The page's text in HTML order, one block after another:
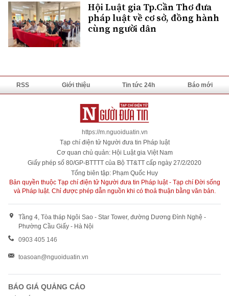
Hội Luật gia Tp.Cần Thơ đưa
pháp luật về cơ sở, đồng hành
cùng người dân
RSS Giới thiệu Tin tức 24h Báo mới
https://m.nguoiduatin.vn
Tạp chí điện tử Người đưa tin Pháp luật
Cơ quan chủ quản: Hội Luật gia Việt Nam
Giấy phép số 80/GP-BTTTT của Bộ TT&TT cấp ngày 27/2/2020
Tổng biên tập: Phạm Quốc Huy
Bản quyền thuộc Tạp chí điện tử Người đưa tin Pháp luật - Tạp chí Đời sống
và Pháp luật. Chỉ được phép dẫn nguồn khi có thoả thuận bằng văn bản.
Tầng 4, Tòa tháp Ngôi Sao - Star Tower, đường Dương Đình Nghệ -
Phường Cầu Giấy - Hà Nội
0903 405 146
toasoan@nguoiduatin.vn
BÁO GIÁ QUẢNG CÁO